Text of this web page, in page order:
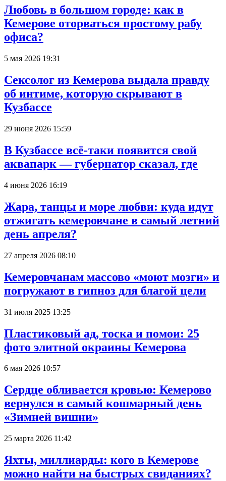
Любовь в большом городе: как в
Кемерове оторваться простому рабу
офиса?
5 мая 2026 19:31
Сексолог из Кемерова выдала правду
об интиме, которую скрывают в
Кузбассе
29 июня 2026 15:59
В Кузбассе всё-таки появится свой
аквапарк — губернатор сказал, где
4 июня 2026 16:19
Жара, танцы и море любви: куда идут
отжигать кемеровчане в самый летний
день апреля?
27 апреля 2026 08:10
Кемеровчанам массово «моют мозги» и
погружают в гипноз для благой цели
31 июля 2025 13:25
Пластиковый ад, тоска и помои: 25
фото элитной окраины Кемерова
6 мая 2026 10:57
Сердце обливается кровью: Кемерово
вернулся в самый кошмарный день
«Зимней вишни»
25 марта 2026 11:42
Яхты, миллиарды: кого в Кемерове
можно найти на быстрых свиданиях?